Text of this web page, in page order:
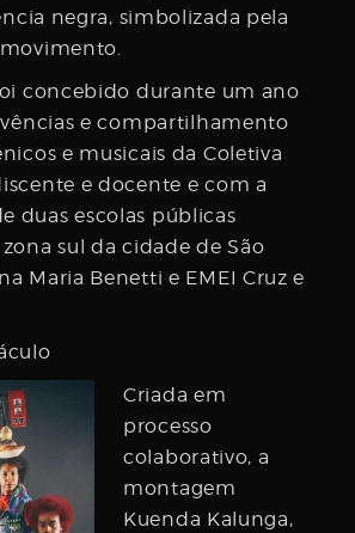
negra, simbolizada pela
concebido durante um ano
e compartilhamento
e musicais da Coletiva
e docente e com a
duas escolas públicas
sul da cidade de São
Maria Benetti e EMEI Cruz e
Criada em
processo
colaborativo, a
montagem
Kuenda Kalunga,